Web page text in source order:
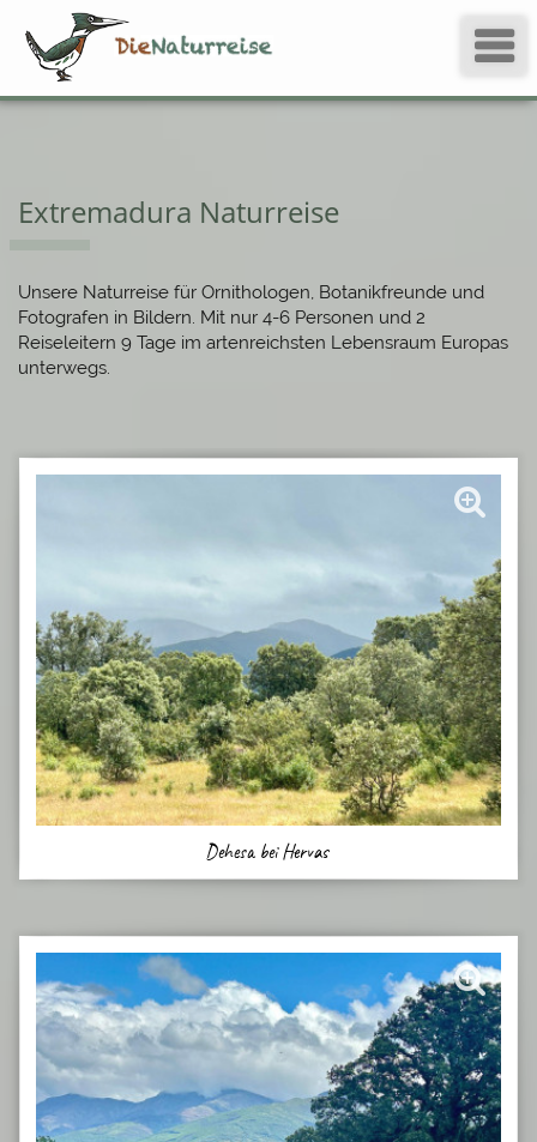
Extremadura Naturreise
Unsere Naturreise für Ornithologen, Botanikfreunde und
Fotografen in Bildern. Mit nur 4-6 Personen und 2
Reiseleitern 9 Tage im artenreichsten Lebensraum Europas
unterwegs.
Dehesa bei Hervas